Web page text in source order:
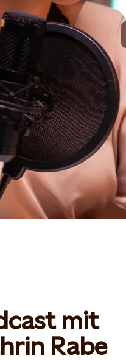
mit
Rabe